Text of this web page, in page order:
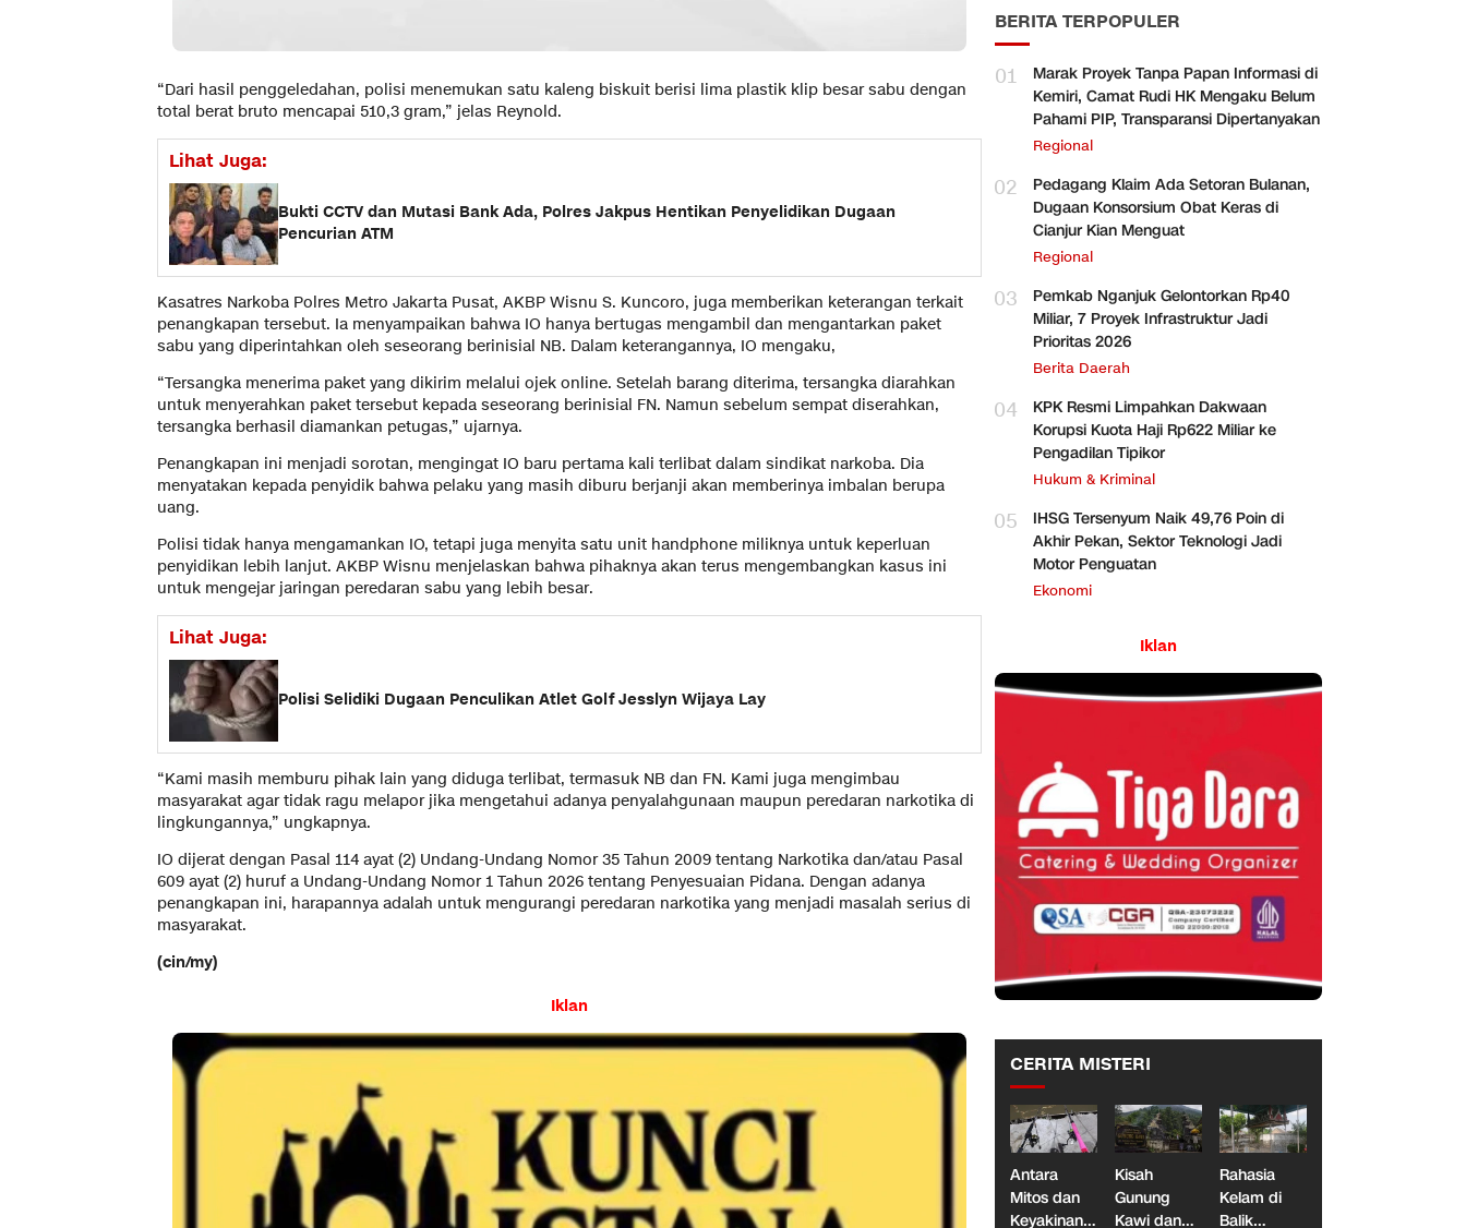
“Dari hasil penggeledahan, polisi menemukan satu kaleng biskuit berisi lima plastik klip besar sabu dengan
total berat bruto mencapai 510,3 gram,” jelas Reynold.
Lihat Juga:
Bukti CCTV dan Mutasi Bank Ada, Polres Jakpus Hentikan Penyelidikan Dugaan
Pencurian ATM
Kasatres Narkoba Polres Metro Jakarta Pusat, AKBP Wisnu S. Kuncoro, juga memberikan keterangan terkait
penangkapan tersebut. Ia menyampaikan bahwa IO hanya bertugas mengambil dan mengantarkan paket
sabu yang diperintahkan oleh seseorang berinisial NB. Dalam keterangannya, IO mengaku,
“Tersangka menerima paket yang dikirim melalui ojek online. Setelah barang diterima, tersangka diarahkan
untuk menyerahkan paket tersebut kepada seseorang berinisial FN. Namun sebelum sempat diserahkan,
tersangka berhasil diamankan petugas,” ujarnya.
Penangkapan ini menjadi sorotan, mengingat IO baru pertama kali terlibat dalam sindikat narkoba. Dia
menyatakan kepada penyidik bahwa pelaku yang masih diburu berjanji akan memberinya imbalan berupa
uang.
Polisi tidak hanya mengamankan IO, tetapi juga menyita satu unit handphone miliknya untuk keperluan
penyidikan lebih lanjut. AKBP Wisnu menjelaskan bahwa pihaknya akan terus mengembangkan kasus ini
untuk mengejar jaringan peredaran sabu yang lebih besar.
Lihat Juga:
Polisi Selidiki Dugaan Penculikan Atlet Golf Jesslyn Wijaya Lay
“Kami masih memburu pihak lain yang diduga terlibat, termasuk NB dan FN. Kami juga mengimbau
masyarakat agar tidak ragu melapor jika mengetahui adanya penyalahgunaan maupun peredaran narkotika di
lingkungannya,” ungkapnya.
IO dijerat dengan Pasal 114 ayat (2) Undang-Undang Nomor 35 Tahun 2009 tentang Narkotika dan/atau Pasal
609 ayat (2) huruf a Undang-Undang Nomor 1 Tahun 2026 tentang Penyesuaian Pidana. Dengan adanya
penangkapan ini, harapannya adalah untuk mengurangi peredaran narkotika yang menjadi masalah serius di
masyarakat.
(cin/my)
Iklan
BERITA TERPOPULER
01
Marak Proyek Tanpa Papan Informasi di
Kemiri, Camat Rudi HK Mengaku Belum
Pahami PIP, Transparansi Dipertanyakan
Regional
02
Pedagang Klaim Ada Setoran Bulanan,
Dugaan Konsorsium Obat Keras di
Cianjur Kian Menguat
Regional
03
Pemkab Nganjuk Gelontorkan Rp40
Miliar, 7 Proyek Infrastruktur Jadi
Prioritas 2026
Berita Daerah
04
KPK Resmi Limpahkan Dakwaan
Korupsi Kuota Haji Rp622 Miliar ke
Pengadilan Tipikor
Hukum & Kriminal
05
IHSG Tersenyum Naik 49,76 Poin di
Akhir Pekan, Sektor Teknologi Jadi
Motor Penguatan
Ekonomi
Iklan
CERITA MISTERI
Antara
Mitos dan
Keyakinan,
Kisah
Gunung
Kawi dan
Rahasia
Kelam di
Balik